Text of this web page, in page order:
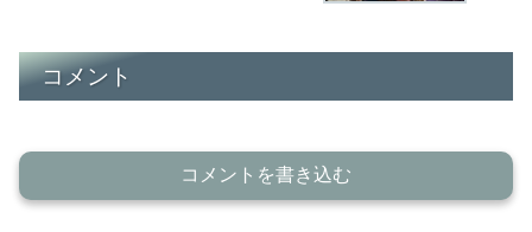
コメント
コメントを書き込む